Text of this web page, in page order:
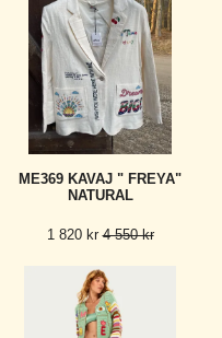
ME369 KAVAJ " FREYA"
NATURAL
1 820 kr4 550 kr